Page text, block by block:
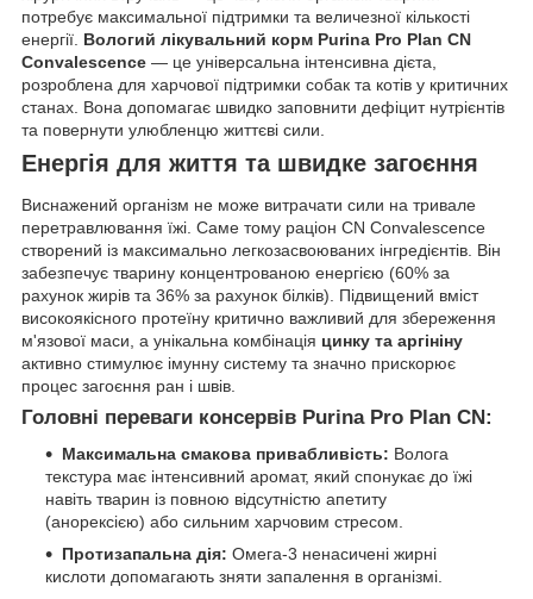
потребує максимальної підтримки та величезної кількості
енергії. Вологий лікувальний корм Purina Pro Plan CN
Convalescence — це універсальна інтенсивна дієта,
розроблена для харчової підтримки собак та котів у критичних
станах. Вона допомагає швидко заповнити дефіцит нутрієнтів
та повернути улюбленцю життєві сили.
Енергія для життя та швидке загоєння
Виснажений організм не може витрачати сили на тривале
перетравлювання їжі. Саме тому раціон CN Convalescence
створений із максимально легкозасвоюваних інгредієнтів. Він
забезпечує тварину концентрованою енергією (60% за
рахунок жирів та 36% за рахунок білків). Підвищений вміст
високоякісного протеїну критично важливий для збереження
м'язової маси, а унікальна комбінація цинку та аргініну
активно стимулює імунну систему та значно прискорює
процес загоєння ран і швів.
Головні переваги консервів Purina Pro Plan CN:
Максимальна смакова привабливість: Волога
текстура має інтенсивний аромат, який спонукає до їжі
навіть тварин із повною відсутністю апетиту
(анорексією) або сильним харчовим стресом.
Протизапальна дія: Омега-3 ненасичені жирні
кислоти допомагають зняти запалення в організмі.